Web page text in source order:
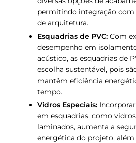
permitindo integração
de arquitetura.
Esquadrias de PVC: Com
desempenho em
acústico, as esquadrias de
escolha sustentável, pois
mantêm eficiência
tempo.
Vidros Especiais:
em esquadrias, como
laminados, aumenta a
energética do projeto,